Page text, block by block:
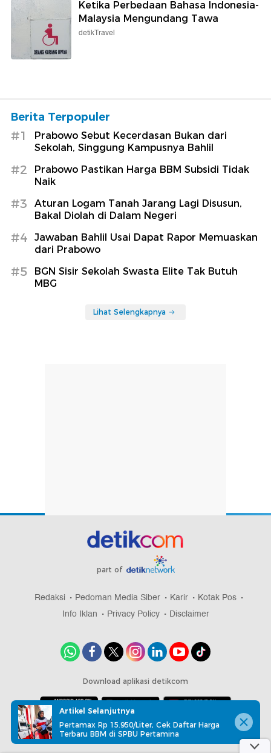
Ketika Perbedaan Bahasa Indonesia-
Malaysia Mengundang Tawa
detikTravel
Berita Terpopuler
#1
Prabowo Sebut Kecerdasan Bukan dari
Sekolah, Singgung Kampusnya Bahlil
#2
Prabowo Pastikan Harga BBM Subsidi Tidak
Naik
#3
Aturan Logam Tanah Jarang Lagi Disusun,
Bakal Diolah di Dalam Negeri
#4
Jawaban Bahlil Usai Dapat Rapor Memuaskan
dari Prabowo
#5
BGN Sisir Sekolah Swasta Elite Tak Butuh
MBG
Lihat Selengkapnya
part of
Redaksi Pedoman Media Siber Karir
Kotak Pos
Info Iklan
Privacy Policy Disclaimer
Download aplikasi detikcom
Copyright @ 2026 detikcom, All right reserved
Artikel Selanjutnya
Pertamax Rp 15.950/Liter, Cek Daftar Harga
Terbaru BBM di SPBU Pertamina